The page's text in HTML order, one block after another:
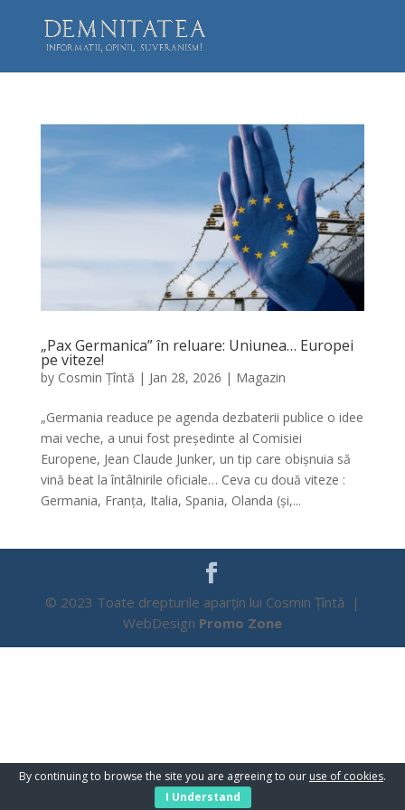
„Pax Germanica” în reluare: Uniunea… Europei
pe viteze!
by Cosmin Țîntă | Jan 28, 2026 | Magazin
„Germania readuce pe agenda dezbaterii publice o idee
mai veche, a unui fost președinte al Comisiei
Europene, Jean Claude Junker, un tip care obișnuia să
vină beat la întâlnirile oficiale… Ceva cu două viteze :
Germania, Franța, Italia, Spania, Olanda (și,...
© 2023 Toate drepturile aparțin lui Cosmin Țîntă |
WebDesign Promo Zone
By continuing to browse the site you are agreeing to our use of cookies.
I Understand